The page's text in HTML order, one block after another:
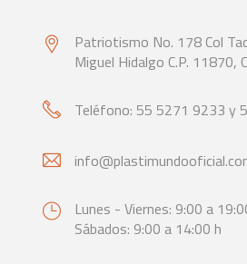
Patriotismo No. 178 Col
Miguel Hidalgo C.P. 11870,
Teléfono: 55 5271 9233 y
Lunes - Viernes: 9:00 a
Sábados: 9:00 a 14:00 h